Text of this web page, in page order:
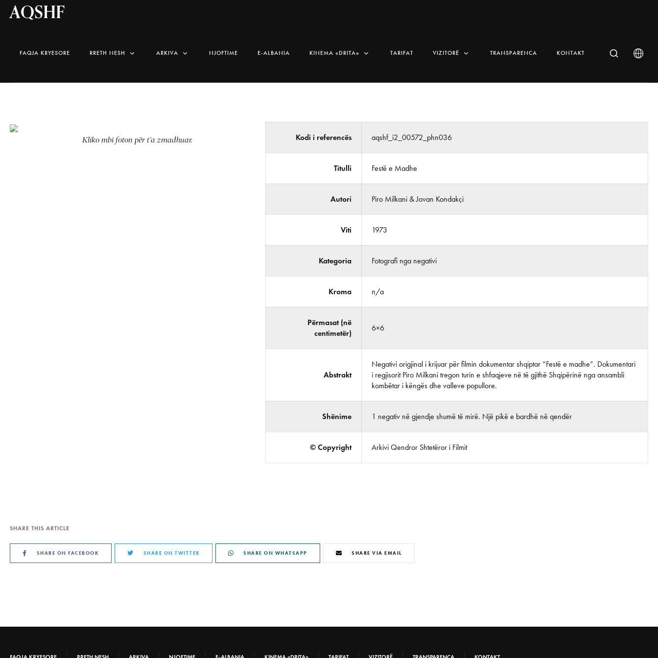
AQSHF
FAQJA KRYESORE RRETH NESH ARKIVA NJOFTIME E-ALBANIA KINEMA «DRITA» TARIFAT VIZITORË TRANSPARENCA KONTAKT
Kliko mbi foton për t’a zmadhuar. Kodi i referencës aqshf_i2_00572_phn036
Titulli Festë e Madhe
Autori Piro Milkani & Jovan Kondakçi
Viti 1973
Kategoria Fotografi nga negativi
Kroma n/a
Përmasat (në
centimetër)
6×6
Abstrakt
Negativi origjinal i krijuar për filmin dokumentar shqiptar “Festë e madhe”. Dokumentari
i regjisorit Piro Milkani tregon turin e shfaqjeve në të gjithë Shqipërinë nga ansambli
kombëtar i këngës dhe valleve popullore.
Shënime 1 negativ në gjendje shumë të mirë. Një pikë e bardhë në qendër
© Copyright Arkivi Qendror Shtetëror i Filmit
SHARE THIS ARTICLE
SHARE ON FACEBOOK SHARE ON TWITTER SHARE ON WHATSAPP SHARE VIA EMAIL
FAQJA KRYESORE RRETH NESH ARKIVA NJOFTIME E-ALBANIA KINEMA «DRITA» TARIFAT VIZITORË TRANSPARENCA KONTAKT